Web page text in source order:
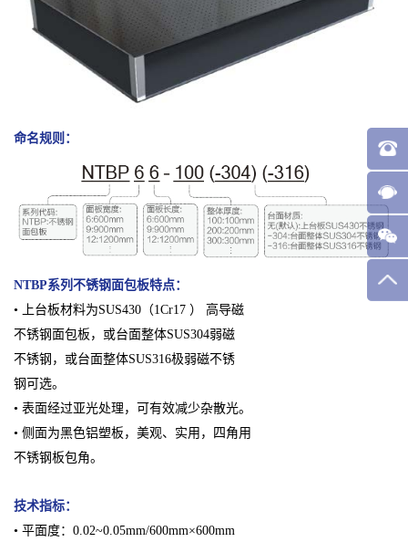
命名规则：
NTBP系列不锈钢面包板特点：
• 上台板材料为SUS430（1Cr17 ） 高导磁
不锈钢面包板，或台面整体SUS304弱磁
不锈钢，或台面整体SUS316极弱磁不锈
钢可选。
• 表面经过亚光处理，可有效减少杂散光。
• 侧面为黑色铝塑板，美观、实用，四角用
不锈钢板包角。
技术指标：
• 平面度：0.02~0.05mm/600mm×600mm